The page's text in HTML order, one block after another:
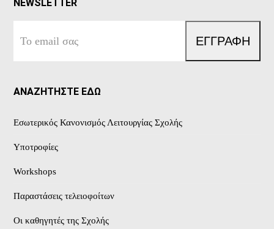
NEWSLETTER
email
ΕΓΓΡΑΦΗ
ΑΝΑΖΗΤΗΣΤΕ ΕΔΩ
Εσωτερικός Κανονισμός Λειτουργίας Σχολής
Υποτροφίες
Workshops
Παραστάσεις τελειοφοίτων
Οι καθηγητές της Σχολής